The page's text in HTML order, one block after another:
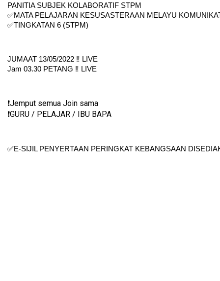
PANITIA SUBJEK KOLABORATIF STPM
✅MATA PELAJARAN KESUSASTERAAN MELAYU
✅TINGKATAN 6 (STPM)
JUMAAT 13/05/2022 ‼️ LIVE
Jam 03.30 PETANG ‼️ LIVE
❗️Jemput semua Join sama
❗️GURU / PELAJAR / IBU BAPA
✅E-SIJIL PENYERTAAN PERINGKAT KEBANGSAAN